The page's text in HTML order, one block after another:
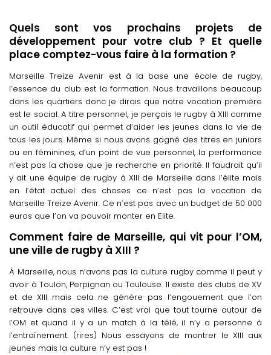
Quels sont vos prochains projets de
développement pour votre club ? Et quelle
place comptez-vous faire à la formation ?
Marseille Treize Avenir est à la base une école de rugby,
l’essence du club est la formation. Nous travaillons beaucoup
dans les quartiers donc je dirais que notre vocation première
est le social. A titre personnel, je perçois le rugby à XIII comme
un outil éducatif qui permet d’aider les jeunes dans la vie de
tous les jours. Même si nous avons gagné des titres en juniors
ou en féminines, d’un point de vue personnel, la performance
n’est pas la chose que je recherche en priorité. Il faudrait qu’il
y ait une équipe de rugby à XIII de Marseille dans l’élite mais
en l’état actuel des choses ce n’est pas la vocation de
Marseille Treize Avenir. Ce n’est pas avec un budget de 50 000
euros que l’on va pouvoir monter en Elite.
Comment faire de Marseille, qui vit pour l’OM,
une ville de rugby à XIII ?
À Marseille, nous n’avons pas la culture rugby comme il peut y
avoir à Toulon, Perpignan ou Toulouse. Il existe des clubs de XV
et de XIII mais cela ne génère pas l’engouement que l’on
retrouve dans ces villes. C’est vrai que tout tourne autour de
l’OM et quand il y a un match à la télé, il n’y a personne à
l’entraînement. (rires) Nous essayons de montrer le XIII aux
jeunes mais la culture n’y est pas !